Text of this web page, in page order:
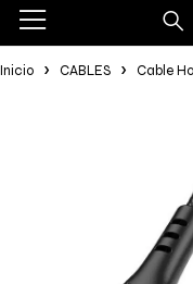
Inicio CABLES Cable